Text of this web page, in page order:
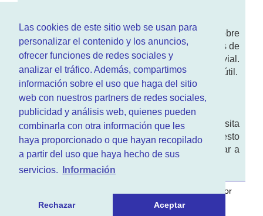
Las cookies de este sitio web se usan para
personalizar el contenido y los anuncios,
ofrecer funciones de redes sociales y
analizar el tráfico. Además, compartimos
información sobre el uso que haga del sitio
web con nuestros partners de redes sociales,
publicidad y análisis web, quienes pueden
combinarla con otra información que les
haya proporcionado o que hayan recopilado
a partir del uso que haya hecho de sus
servicios.
Información
Rechazar Aceptar
Enwww.RenovarCarnet.comTe contamos sobre
larenovación del permisode conducir, noticias de
actualidad motor y sobre todo seguridad vial.
Ademas tenemos todo tipo de información DGT útil.
¿Quienes somos?
Quieres saber quien mantiene la pagina, visita
nuestrasección de contacto. Aquí tienes nuesto
aviso legal
. Basicamente no queremos engañar a
nadie.
por
.